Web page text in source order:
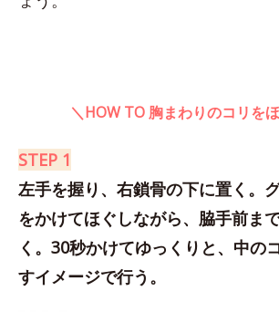
＼HOW TO 胸まわりのコリを
STEP 1
左手を握り、右鎖骨の下に置く。
をかけてほぐしながら、脇手前ま
く。30秒かけてゆっくりと、中の
すイメージで行う。